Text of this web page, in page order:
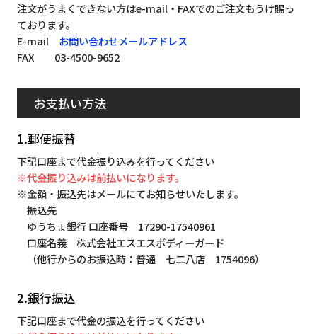
注文がうまくできない方はe-mail・FAXでのご注文もうけ賜っ
ております。
E-mail お問い合わせメールアドレス
FAX 03-4500-9652
お支払い方法
1.郵便振替
下記口座まで代金振り込みを行ってください
※代金振り込みは前払いになります。
※金額・振込先はメールにてお知らせいたします。
振込先
ゆうちょ銀行 口座番号 17290-17540961
口座名義 株式会社エスエスボディーガード
（他行からのお振込時：普通 七二八店 1754096）
2.銀行振込
下記口座まで代金の振込を行ってください